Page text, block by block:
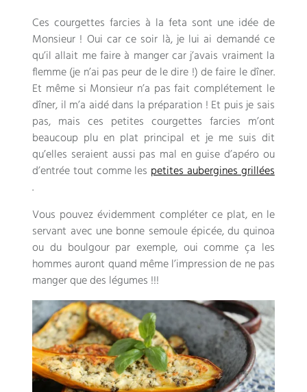
Ces courgettes farcies à la feta sont une idée de
Monsieur ! Oui car ce soir là, je lui ai demandé ce
qu’il allait me faire à manger car j’avais vraiment la
flemme (je n’ai pas peur de le dire !) de faire le dîner.
Et même si Monsieur n’a pas fait complétement le
dîner, il m’a aidé dans la préparation ! Et puis je sais
pas, mais ces petites courgettes farcies m’ont
beaucoup plu en plat principal et je me suis dit
qu’elles seraient aussi pas mal en guise d’apéro ou
d’entrée tout comme les petites aubergines grillées
.
Vous pouvez évidemment compléter ce plat, en le
servant avec une bonne semoule épicée, du quinoa
ou du boulgour par exemple, oui comme ça les
hommes auront quand même l’impression de ne pas
manger que des légumes !!!